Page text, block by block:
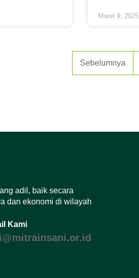
Maret 9, 2025
Sebelumnya
adil, baik secara
dan ekonomi di wilayah
Kami